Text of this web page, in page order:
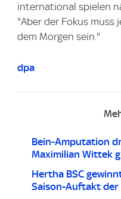
international spielen
"Aber der Fokus
dem Morgen sein."
dpa
Bein-Amputation
Maximilian Wittek
Hertha BSC
Saison-Auftakt der